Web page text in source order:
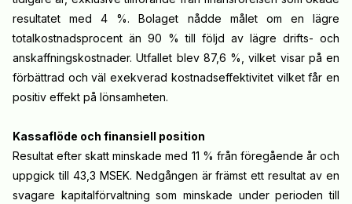
resultatet med 4 %. Bolaget nådde målet om en lägre
totalkostnadsprocent än 90 % till följd av lägre drifts- och
anskaffningskostnader. Utfallet blev 87,6 %, vilket visar på en
förbättrad och väl exekverad kostnadseffektivitet vilket får en
positiv effekt på lönsamheten.
Kassaflöde och finansiell position
Resultat efter skatt minskade med 11 % från föregående år och
uppgick till 43,3 MSEK. Nedgången är främst ett resultat av en
svagare kapitalförvaltning som minskade under perioden till